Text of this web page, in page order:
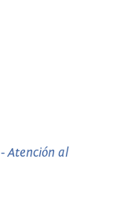
Atención al